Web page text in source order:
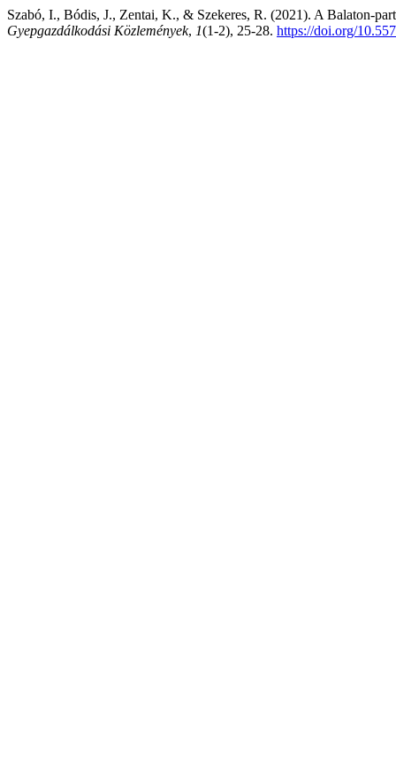
Szabó, I., Bódis, J., Zentai, K., & Szekeres, R. (2021). A Balaton-
Gyepgazdálkodási Közlemények, 1(1-2), 25-28. https://doi.org/